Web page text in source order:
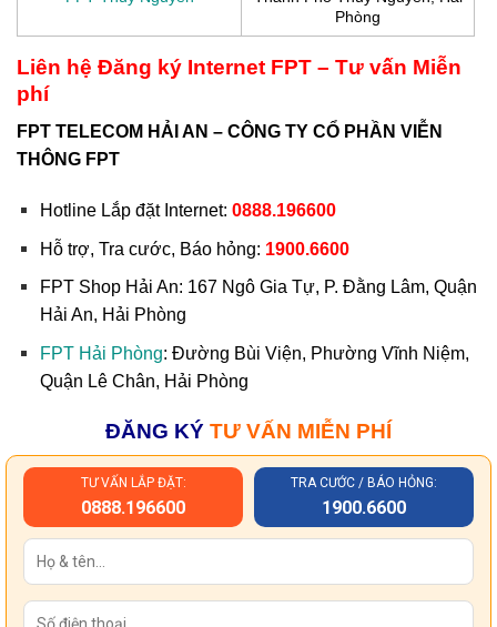
Phòng
Liên hệ Đăng ký Internet FPT – Tư vấn Miễn
phí
FPT TELECOM HẢI AN – CÔNG TY CỔ PHẦN VIỄN
THÔNG FPT
Hotline Lắp đặt Internet: 0888.196600
Hỗ trợ, Tra cước, Báo hỏng: 1900.6600
FPT Shop Hải An: 167 Ngô Gia Tự, P. Đằng Lâm, Quận
Hải An, Hải Phòng
FPT Hải Phòng: Đường Bùi Viện, Phường Vĩnh Niệm,
Quận Lê Chân, Hải Phòng
ĐĂNG KÝ TƯ VẤN MIỄN PHÍ
TƯ VẤN LẮP ĐẶT:
0888.196600
TRA CƯỚC / BÁO HỎNG:
1900.6600